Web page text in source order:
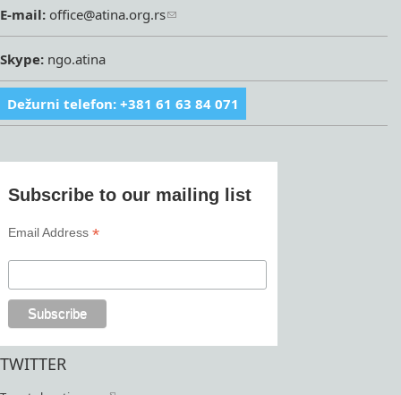
E-mail: office@atina.org.rs
Skype: ngo.atina
Dežurni telefon: +381 61 63 84 071
Subscribe to our mailing list
Email Address*
TWITTER